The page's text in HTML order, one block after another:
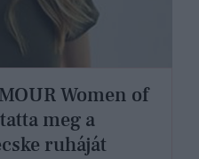
Women of
meg a
ruháját